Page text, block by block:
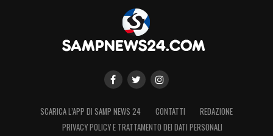
SCARICA L’APP DI SAMP NEWS 24 CONTATTI
REDAZIONE
PRIVACY POLICY E TRATTAMENTO DEI DATI PERSONALI